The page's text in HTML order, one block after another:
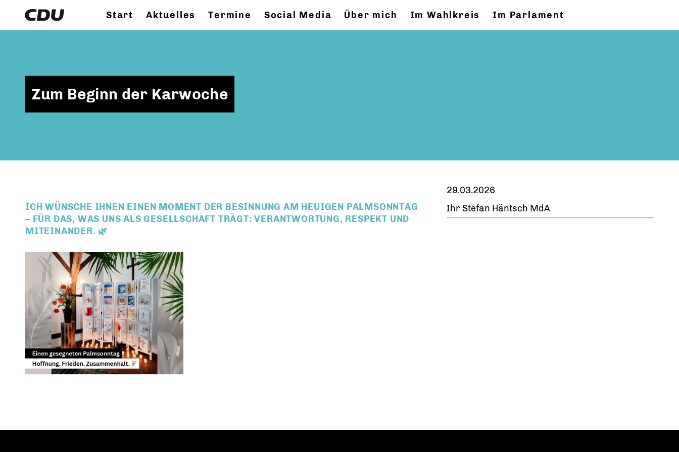
Start Aktuelles Termine Social Media Über mich Im Wahlkreis Im Parlament
Zum Beginn der Karwoche
ICH WÜNSCHE IHNEN EINEN MOMENT DER BESINNUNG AM HEUIGEN PALMSONNTAG
– FÜR DAS, WAS UNS ALS GESELLSCHAFT TRÄGT: VERANTWORTUNG, RESPEKT UND
MITEINANDER. 🌿
29.03.2026
Ihr Stefan Häntsch MdA